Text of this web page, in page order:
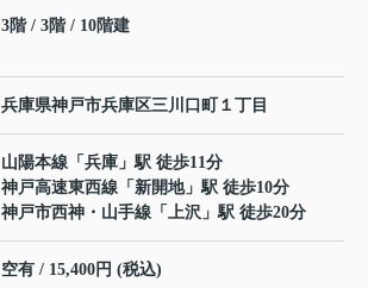
3階 / 3階 / 10階建
兵庫県神戸市兵庫区三川口町 １丁目
山陽本線 「 兵庫 」駅 徒歩11分
神戸高速東西線 「 新開地」駅 徒歩10分
神戸市西神・山手線 「 上沢 」駅 徒歩20分
空有 / 15,400円 (税込)